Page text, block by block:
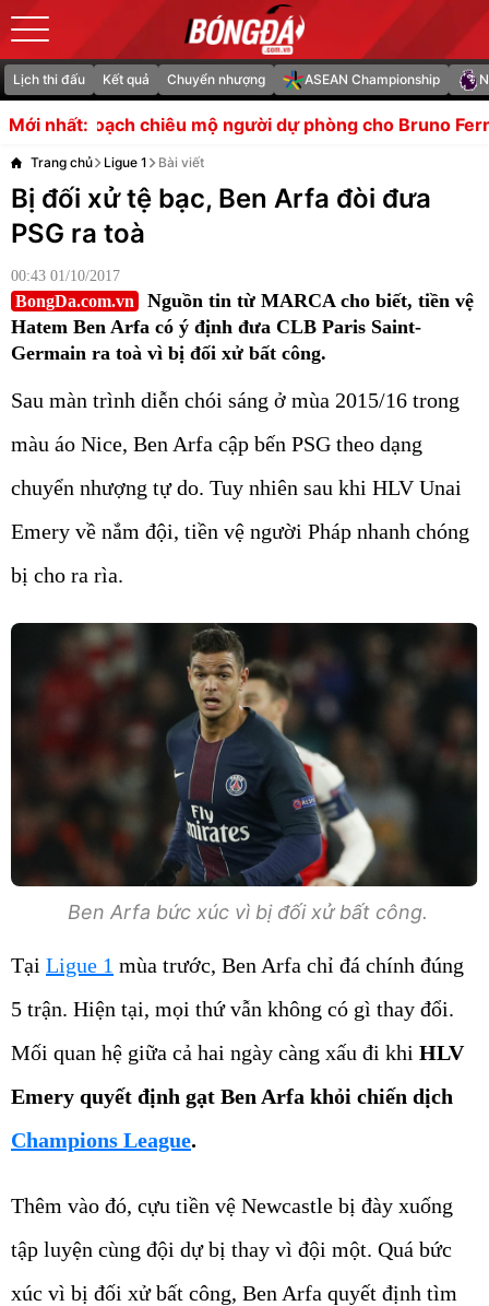
Lịch thi đấu Kết quả Chuyển nhượng ASEAN Championship
Mới nhất:
mộ người dự phòng cho Bruno Fernandes Sao Bolton
Trang chủ Ligue 1 Bài viết
Bị đối xử tệ bạc, Ben Arfa đòi đưa
PSG ra toà
00:43 01/10/2017
BongDa.com.vn
Nguồn tin từ MARCA cho biết, tiền vệ
Hatem Ben Arfa có ý định đưa CLB Paris Saint-
Germain ra toà vì bị đối xử bất công.
Sau màn trình diễn chói sáng ở mùa 2015/16 trong
màu áo Nice, Ben Arfa cập bến PSG theo dạng
chuyển nhượng tự do. Tuy nhiên sau khi HLV Unai
Emery về nắm đội, tiền vệ người Pháp nhanh chóng
bị cho ra rìa.
Ben Arfa bức xúc vì bị đối xử bất công.
Tại Ligue 1 mùa trước, Ben Arfa chỉ đá chính đúng
5 trận. Hiện tại, mọi thứ vẫn không có gì thay đổi.
Mối quan hệ giữa cả hai ngày càng xấu đi khi HLV
Emery quyết định gạt Ben Arfa khỏi chiến dịch
Champions League.
Thêm vào đó, cựu tiền vệ Newcastle bị đày xuống
tập luyện cùng đội dự bị thay vì đội một. Quá bức
xúc vì bị đối xử bất công, Ben Arfa quyết định tìm